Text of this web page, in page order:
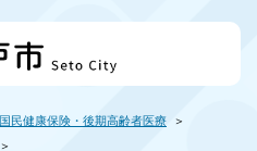
国民健康保険・後期高齢者医療